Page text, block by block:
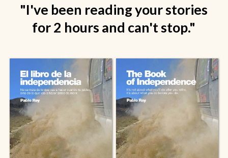
"I've been reading your stories
for 2 hours and can't stop."